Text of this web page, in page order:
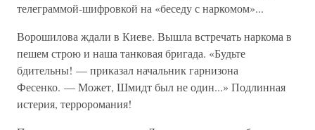
телеграммой-шифровкой на «беседу с наркомом»...
Ворошилова ждали в Киеве. Вышла встречать наркома в
пешем строю и наша танковая бригада. «Будьте
бдительны! — приказал начальник гарнизона
Фесенко. — Может, Шмидт был не один...» Подлинная
истерия, терроромания!